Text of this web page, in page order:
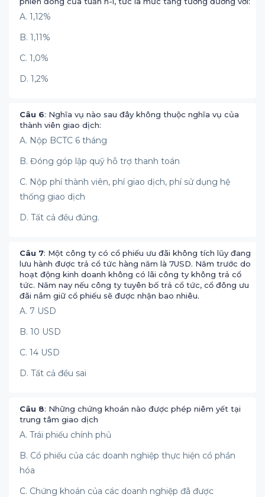
A. 1,12%
B. 1,11%
C. 1,0%
D. 1,2%
Câu 6: Nghĩa vụ nào sau đây không thuộc nghĩa vụ của
thành viên giao dịch:
A. Nộp BCTC 6 tháng
B. Đóng góp lập quỹ hỗ trợ thanh toán
C. Nộp phí thành viên, phí giao dịch, phí sử dụng hệ
thống giao dịch
D. Tất cả đều đúng.
Câu 7: Một công ty có cổ phiếu ưu đãi không tích lũy đang
lưu hành được trả cổ tức hàng năm là 7USD. Năm trước do
hoạt động kinh doanh không có lãi công ty không trả cổ
tức. Năm nay nếu công ty tuyên bố trả cổ tức, cổ đông ưu
đãi nắm giữ cổ phiếu sẽ được nhận bao nhiêu.
A. 7 USD
B. 10 USD
C. 14 USD
D. Tất cả đều sai
Câu 8: Những chứng khoán nào được phép niêm yết tại
trung tâm giao dịch
A. Trái phiếu chính phủ
B. Cổ phiếu của các doanh nghiệp thực hiện cổ phần
hóa
C. Chứng khoán của các doanh nghiệp đã được